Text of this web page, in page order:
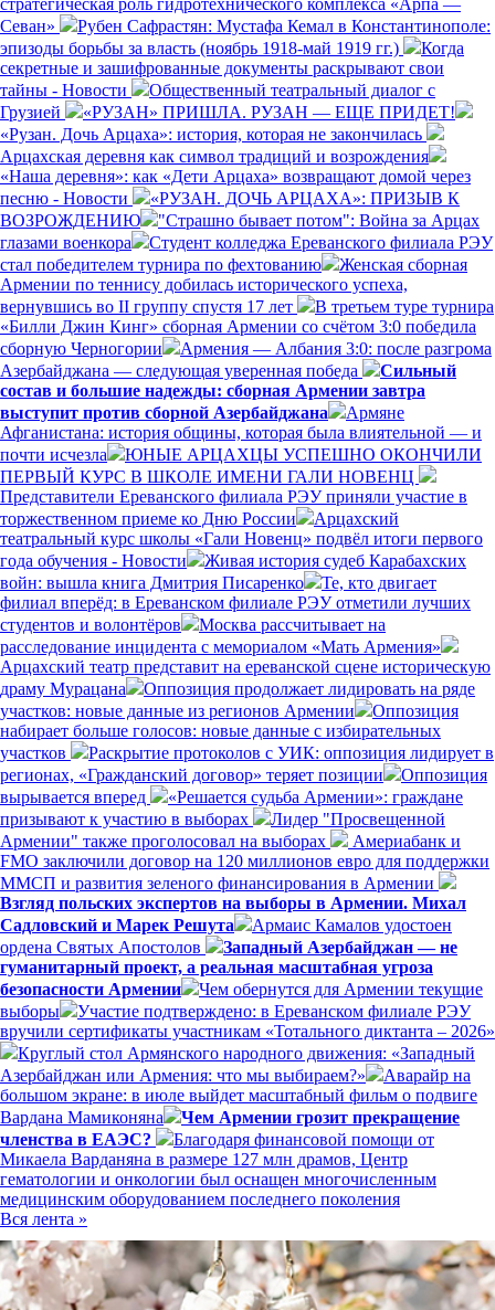
Севан»
Рубен Сафрастян: Мустафа Кемал в Константинополе:
эпизоды борьбы за власть (ноябрь 1918-май 1919 гг.)
Когда
секретные и зашифрованные документы раскрывают свои
тайны - Новости
Общественный театральный диалог с
Грузией
«РУЗАН» ПРИШЛА. РУЗАН — ЕЩЕ ПРИДЕТ!
«Рузан. Дочь Арцаха»: история, которая не закончилась
Арцахская деревня как символ традиций и возрождения
«Наша деревня»: как «Дети Арцаха» возвращают домой через
песню - Новости
«РУЗАН. ДОЧЬ АРЦАХА»: ПРИЗЫВ К
ВОЗРОЖДЕНИЮ
"Страшно бывает потом": Война за Арцах
глазами военкора
Студент колледжа Ереванского филиала РЭУ
стал победителем турнира по фехтованию
Женская сборная
Армении по теннису добилась исторического успеха,
вернувшись во II группу спустя 17 лет
В третьем туре турнира
«Билли Джин Кинг» сборная Армении со счётом 3:0 победила
сборную Черногории
Армения — Албания 3:0: после разгрома
Азербайджана — следующая уверенная победа
Сильный
состав и большие надежды: сборная Армении завтра
выступит против сборной Азербайджана
Армяне
Афганистана: история общины, которая была влиятельной — и
почти исчезла
ЮНЫЕ АРЦАХЦЫ УСПЕШНО ОКОНЧИЛИ
ПЕРВЫЙ КУРС В ШКОЛЕ ИМЕНИ ГАЛИ НОВЕНЦ
Представители Ереванского филиала РЭУ приняли участие в
торжественном приеме ко Дню России
Арцахский
театральный курс школы «Гали Новенц» подвёл итоги первого
года обучения - Новости
Живая история судеб Карабахских
войн: вышла книга Дмитрия Писаренко
Те, кто двигает
филиал вперёд: в Ереванском филиале РЭУ отметили лучших
студентов и волонтёров
Москва рассчитывает на
расследование инцидента с мемориалом «Мать Армения»
Арцахский театр представит на ереванской сцене историческую
драму Мурацана
Оппозиция продолжает лидировать на ряде
участков: новые данные из регионов Армении
Оппозиция
набирает больше голосов: новые данные с избирательных
участков
Раскрытие протоколов с УИК: оппозиция лидирует в
регионах, «Гражданский договор» теряет позиции
Оппозиция
вырывается вперед
«Решается судьба Армении»: граждане
призывают к участию в выборах
Лидер "Просвещенной
Армении" также проголосовал на выборах
Америабанк и
FMO заключили договор на 120 миллионов евро для поддержки
ММСП и развития зеленого финансирования в Армении
Взгляд польских экспертов на выборы в Армении. Михал
Садловский и Марек Решута
Армаис Камалов удостоен
ордена Святых Апостолов
Западный Азербайджан — не
гуманитарный проект, а реальная масштабная угроза
безопасности Армении
Чем обернутся для Армении текущие
выборы
Участие подтверждено: в Ереванском филиале РЭУ
вручили сертификаты участникам «Тотального диктанта – 2026»
Круглый стол Армянского народного движения: «Западный
Азербайджан или Армения: что мы выбираем?»
Аварайр на
большом экране: в июле выйдет масштабный фильм о подвиге
Вардана Мамиконяна
Чем Армении грозит прекращение
членства в ЕАЭС?
Благодаря финансовой помощи от
Микаела Варданяна в размере 127 млн драмов, Центр
гематологии и онкологии был оснащен многочисленным
медицинским оборудованием последнего поколения
Вся лента »